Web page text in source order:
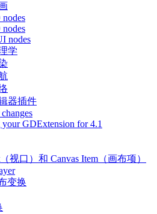
nodes
nodes
nodes
学
器插件
GDExtension for 4.1
视口）和 Canvas Item（画布项）
变换